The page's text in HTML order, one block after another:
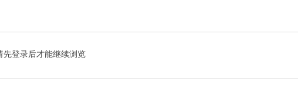
先登录后才能继续浏览